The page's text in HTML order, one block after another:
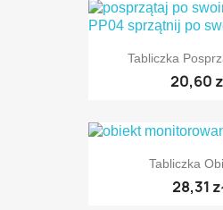
Tabliczka
20,60
Tabliczka
28,31